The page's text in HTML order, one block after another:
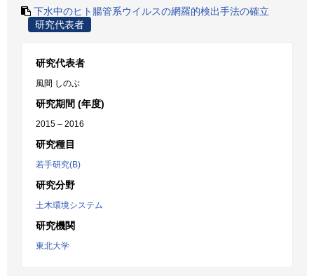
下水中のヒト腸管系ウイルスの網羅的検出手法の確立
研究代表者
研究代表者
風間 しのぶ
研究期間 (年度)
2015 – 2016
研究種目
若手研究(B)
研究分野
土木環境システム
研究機関
東北大学